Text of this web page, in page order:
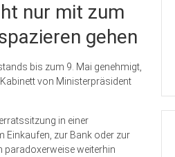
nur mit zum
gehen
bis zum 9. Mai genehmigt,
von Ministerpräsident
in einer
Einkaufen, zur Bank oder zur
paradoxerweise weiterhin